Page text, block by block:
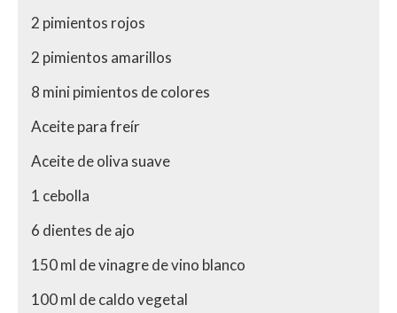
2 pimientos rojos
2 pimientos amarillos
8 mini pimientos de colores
Aceite para freír
Aceite de oliva suave
1 cebolla
6 dientes de ajo
150 ml de vinagre de vino blanco
100 ml de caldo vegetal